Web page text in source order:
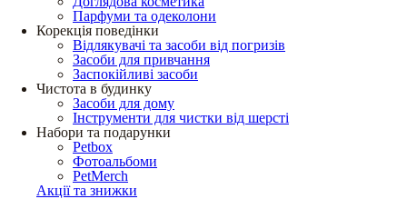
Парфуми та одеколони
Корекція поведінки
Відлякувачі та засоби від погризів
Засоби для привчання
Заспокійливі засоби
Чистота в будинку
Засоби для дому
Інструменти для чистки від шерсті
Набори та подарунки
Petbox
Фотоальбоми
PetMerch
Акції та знижки